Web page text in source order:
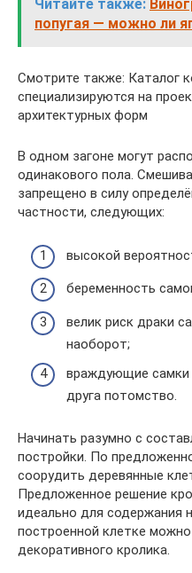
Читайте также:
попугая — можно ли
Смотрите также: Каталог
специализируются на
архитектурных форм
В одном загоне могут
одинакового пола.
запрещено в силу
частности, следующих:
высокой
беременность
велик риск драки
наоборот;
враждующие самки
друга потомство.
Начинать разумно с
постройки. По
соорудить деревянные
Предложенное решение
идеально для содержания
построенной клетке
декоративного кролика.